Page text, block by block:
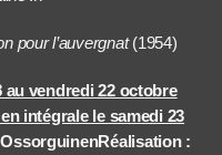
pour l’auvergnat(1954)
vendredi 22 octobre
intégrale le samedi 23
nRéalisation :